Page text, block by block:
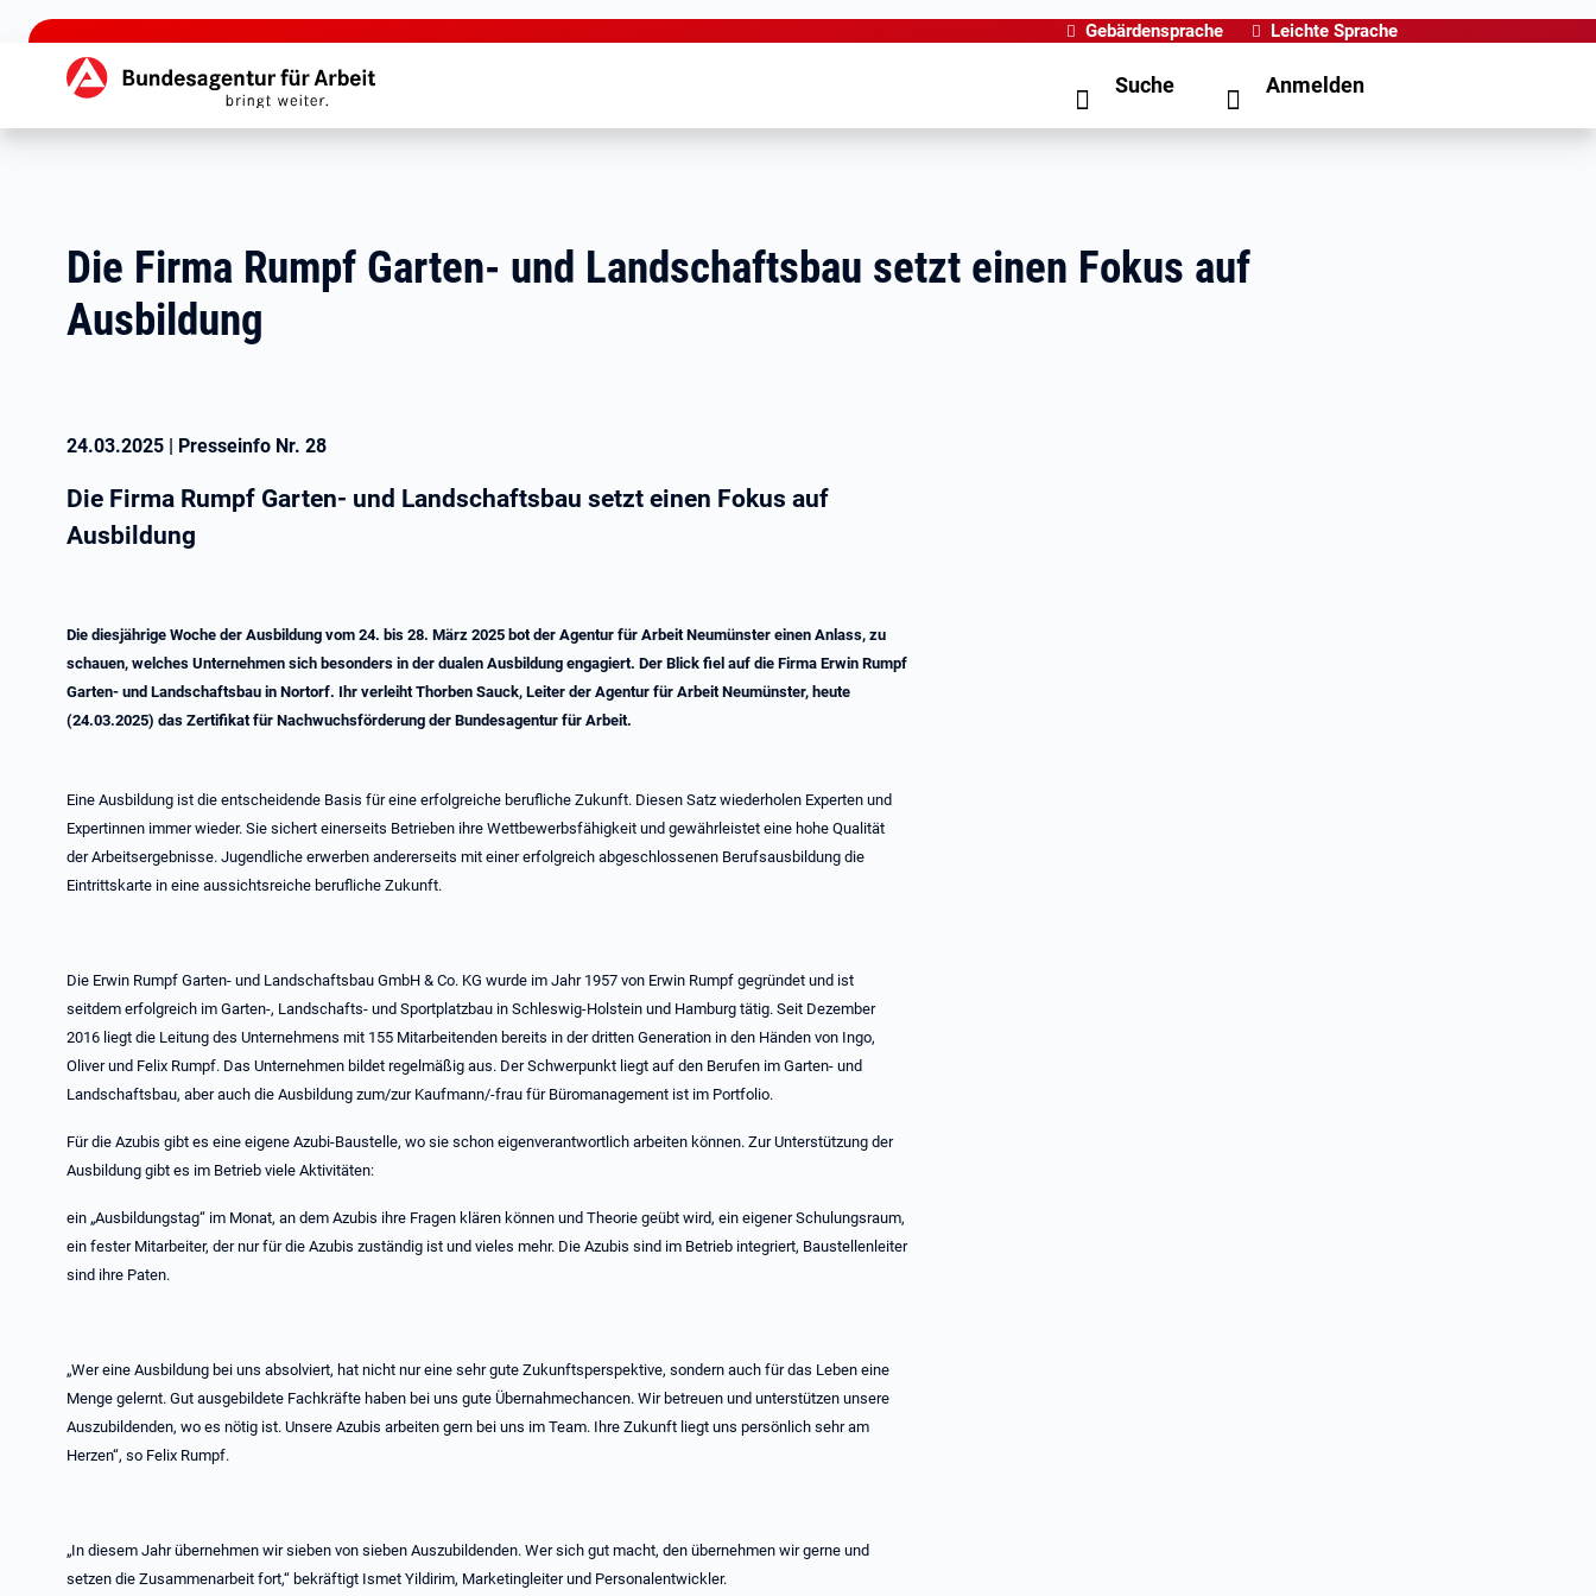
zu den Hauptinhalten springen
Gebärdensprache Leichte Sprache
Hauptnavigation Suche Anmelden
Die Firma Rumpf Garten- und Landschaftsbau setzt einen Fokus auf
Ausbildung
24.03.2025 | Presseinfo Nr. 28
Die Firma Rumpf Garten- und Landschaftsbau setzt einen Fokus auf
Ausbildung
Die diesjährige Woche der Ausbildung vom 24. bis 28. März 2025 bot der Agentur für Arbeit Neumünster einen Anlass, zu
schauen, welches Unternehmen sich besonders in der dualen Ausbildung engagiert. Der Blick fiel auf die Firma Erwin Rumpf
Garten- und Landschaftsbau in Nortorf. Ihr verleiht Thorben Sauck, Leiter der Agentur für Arbeit Neumünster, heute
(24.03.2025) das Zertifikat für Nachwuchsförderung der Bundesagentur für Arbeit.
Eine Ausbildung ist die entscheidende Basis für eine erfolgreiche berufliche Zukunft. Diesen Satz wiederholen Experten und
Expertinnen immer wieder. Sie sichert einerseits Betrieben ihre Wettbewerbsfähigkeit und gewährleistet eine hohe Qualität
der Arbeitsergebnisse. Jugendliche erwerben andererseits mit einer erfolgreich abgeschlossenen Berufsausbildung die
Eintrittskarte in eine aussichtsreiche berufliche Zukunft.
Die Erwin Rumpf Garten- und Landschaftsbau GmbH & Co. KG wurde im Jahr 1957 von Erwin Rumpf gegründet und ist
seitdem erfolgreich im Garten-, Landschafts- und Sportplatzbau in Schleswig-Holstein und Hamburg tätig. Seit Dezember
2016 liegt die Leitung des Unternehmens mit 155 Mitarbeitenden bereits in der dritten Generation in den Händen von Ingo,
Oliver und Felix Rumpf. Das Unternehmen bildet regelmäßig aus. Der Schwerpunkt liegt auf den Berufen im Garten- und
Landschaftsbau, aber auch die Ausbildung zum/zur Kaufmann/-frau für Büromanagement ist im Portfolio.
Für die Azubis gibt es eine eigene Azubi-Baustelle, wo sie schon eigenverantwortlich arbeiten können. Zur Unterstützung der
Ausbildung gibt es im Betrieb viele Aktivitäten:
ein „Ausbildungstag“ im Monat, an dem Azubis ihre Fragen klären können und Theorie geübt wird, ein eigener Schulungsraum,
ein fester Mitarbeiter, der nur für die Azubis zuständig ist und vieles mehr. Die Azubis sind im Betrieb integriert, Baustellenleiter
sind ihre Paten.
„Wer eine Ausbildung bei uns absolviert, hat nicht nur eine sehr gute Zukunftsperspektive, sondern auch für das Leben eine
Menge gelernt. Gut ausgebildete Fachkräfte haben bei uns gute Übernahmechancen. Wir betreuen und unterstützen unsere
Auszubildenden, wo es nötig ist. Unsere Azubis arbeiten gern bei uns im Team. Ihre Zukunft liegt uns persönlich sehr am
Herzen“, so Felix Rumpf.
„In diesem Jahr übernehmen wir sieben von sieben Auszubildenden. Wer sich gut macht, den übernehmen wir gerne und
setzen die Zusammenarbeit fort,“ bekräftigt Ismet Yildirim, Marketingleiter und Personalentwickler.